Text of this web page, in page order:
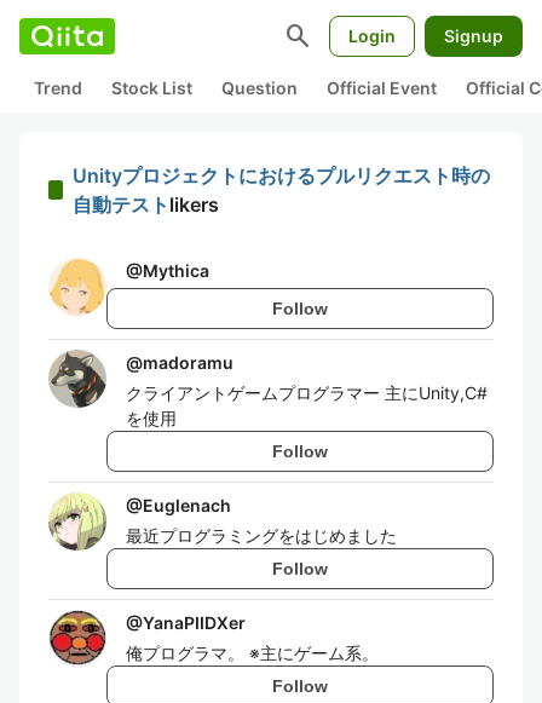
search Login Signup
Trend Stock List Question Official Event Official
Unityプロジェクトにおけるプルリクエスト時の
自動テスト likers
@Mythica
Follow
@madoramu
クライアントゲームプログラマー 主にUnity,C#
を使用
Follow
@Euglenach
最近プログラミングをはじめました
Follow
@YanaPIIDXer
俺プログラマ。 ※主にゲーム系。
Follow